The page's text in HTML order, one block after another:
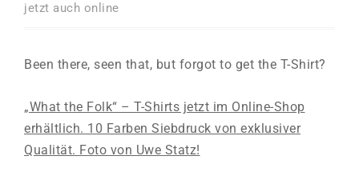
jetzt auch online
Been there, seen that, but forgot to get the T-Shirt?
„What the Folk“ – T-Shirts jetzt im Online-Shop
erhältlich. 10 Farben Siebdruck von exklusiver
Qualität. Foto von Uwe Statz!